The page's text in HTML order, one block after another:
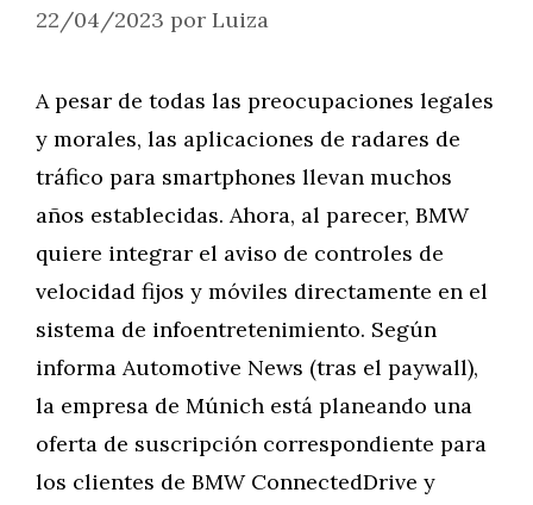
22/04/2023 por Luiza
A pesar de todas las preocupaciones legales
y morales, las aplicaciones de radares de
tráfico para smartphones llevan muchos
años establecidas. Ahora, al parecer, BMW
quiere integrar el aviso de controles de
velocidad fijos y móviles directamente en el
sistema de infoentretenimiento. Según
informa Automotive News (tras el paywall),
la empresa de Múnich está planeando una
oferta de suscripción correspondiente para
los clientes de BMW ConnectedDrive y